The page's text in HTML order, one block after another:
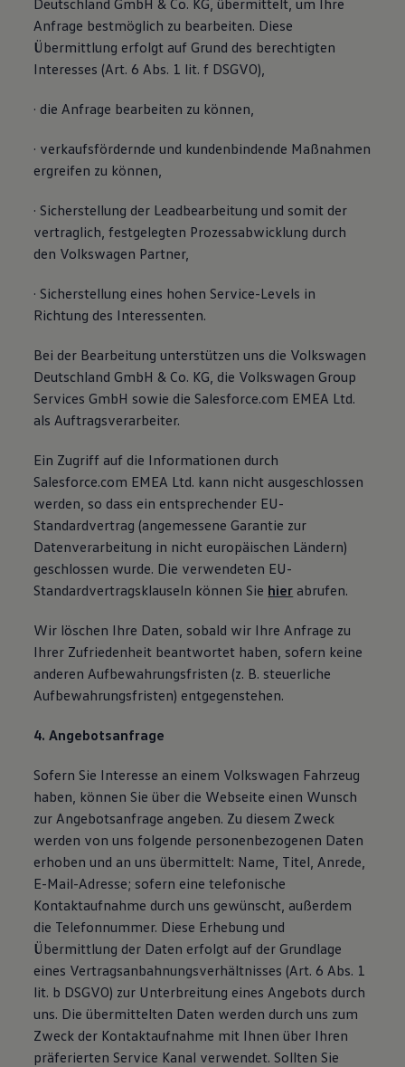
Deutschland GmbH & Co. KG, übermittelt, um Ihre
Anfrage bestmöglich zu bearbeiten. Diese
Übermittlung erfolgt auf Grund des berechtigten
Interesses (Art. 6 Abs. 1 lit. f DSGVO),
· die Anfrage bearbeiten zu können,
· verkaufsfördernde und kundenbindende Maßnahmen
ergreifen zu können,
· Sicherstellung der Leadbearbeitung und somit der
vertraglich, festgelegten Prozessabwicklung durch
den Volkswagen Partner,
· Sicherstellung eines hohen Service-Levels in
Richtung des Interessenten.
Bei der Bearbeitung unterstützen uns die Volkswagen
Deutschland GmbH & Co. KG, die Volkswagen Group
Services GmbH sowie die Salesforce.com EMEA Ltd.
als Auftragsverarbeiter.
Ein Zugriff auf die Informationen durch
Salesforce.com EMEA Ltd. kann nicht ausgeschlossen
werden, so dass ein entsprechender EU-
Standardvertrag (angemessene Garantie zur
Datenverarbeitung in nicht europäischen Ländern)
geschlossen wurde. Die verwendeten EU-
Standardvertragsklauseln können Sie hier abrufen.
Wir löschen Ihre Daten, sobald wir Ihre Anfrage zu
Ihrer Zufriedenheit beantwortet haben, sofern keine
anderen Aufbewahrungsfristen (z. B. steuerliche
Aufbewahrungsfristen) entgegenstehen.
4. Angebotsanfrage
Sofern Sie Interesse an einem Volkswagen Fahrzeug
haben, können Sie über die Webseite einen Wunsch
zur Angebotsanfrage angeben. Zu diesem Zweck
werden von uns folgende personenbezogenen Daten
erhoben und an uns übermittelt: Name, Titel, Anrede,
E-Mail-Adresse; sofern eine telefonische
Kontaktaufnahme durch uns gewünscht, außerdem
die Telefonnummer. Diese Erhebung und
Übermittlung der Daten erfolgt auf der Grundlage
eines Vertragsanbahnungsverhältnisses (Art. 6 Abs. 1
lit. b DSGVO) zur Unterbreitung eines Angebots durch
uns. Die übermittelten Daten werden durch uns zum
Zweck der Kontaktaufnahme mit Ihnen über Ihren
präferierten Service Kanal verwendet. Sollten Sie